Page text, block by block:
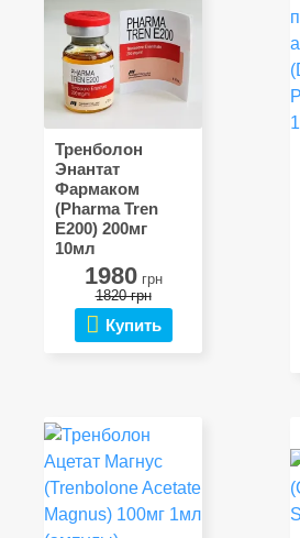
Тренболон
Энантат
Фармаком
(Pharma Tren
E200) 200мг
10мл
1980грн
1820 грн
Купить